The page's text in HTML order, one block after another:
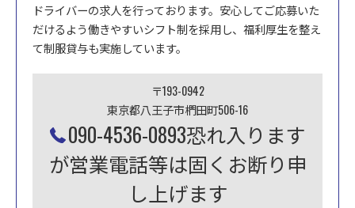
ドライバーの求人を行っております。安心してご応募いた
だけるよう働きやすいシフト制を採用し、福利厚生を整え
て制服貸与も実施しています。
〒193-0942
東京都八王子市椚田町506-16
090-4536-0893恐れ入ります
が営業電話等は固くお断り申
し上げます